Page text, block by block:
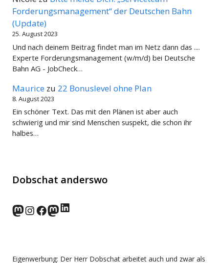
Forderungsmanagement“ der Deutschen Bahn
(Update)
25. August 2023
Und nach deinem Beitrag findet man im Netz dann das ....
Experte Forderungsmanagement (w/m/d) bei Deutsche
Bahn AG - JobCheck…
Maurice zu 22 Bonuslevel ohne Plan
8. August 2023
Ein schöner Text. Das mit den Plänen ist aber auch
schwierig und mir sind Menschen suspekt, die schon ihr
halbes…
Dobschat anderswo
norden.social
Instagram
Facebook
wp-punks.social
LinkedIn
Eigenwerbung: Der Herr Dobschat arbeitet auch und zwar als